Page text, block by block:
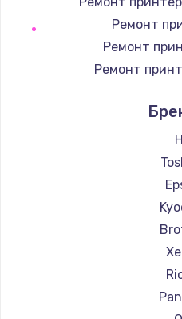
1220
Ремонт
100
Ремонт
Ремонт
Ремонт
Ремонт
Ремонт
Ремонт
Ремонт
Ремонт